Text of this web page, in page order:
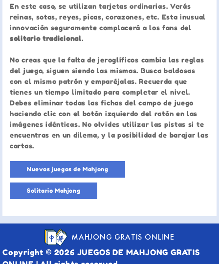
En este caso, se utilizan tarjetas ordinarias. Verás
reinas, sotas, reyes, picas, corazones, etc. Esta inusual
innovación seguramente complacerá a los fans del
solitario tradicional.
No creas que la falta de jeroglíficos cambia las reglas
del juego, siguen siendo las mismas. Busca baldosas
con el mismo patrón y emparéjalas. Recuerda que
tienes un tiempo limitado para completar el nivel.
Debes eliminar todas las fichas del campo de juego
haciendo clic con el botón izquierdo del ratón en las
imágenes idénticas. No olvides utilizar las pistas si te
encuentras en un dilema, y la posibilidad de barajar las
cartas.
Nuevos juegos de Mahjong
Solitario Mahjong
MAHJONG GRATIS ONLINE
Copyright © 2026 JUEGOS DE MAHJONG GRATIS